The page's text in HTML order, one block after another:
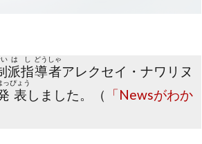
派
は
指
し
導
どう
者
しゃ
アレクセイ・ナワリヌ
っ
表
ぴょう
しました。（
「Newsがわか